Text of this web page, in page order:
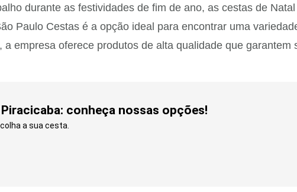
durante as festividades de fim de ano, as cestas de
Paulo Cestas é a opção ideal para encontrar uma
empresa oferece produtos de alta qualidade que garantem
conheça nossas opções!
a sua cesta.